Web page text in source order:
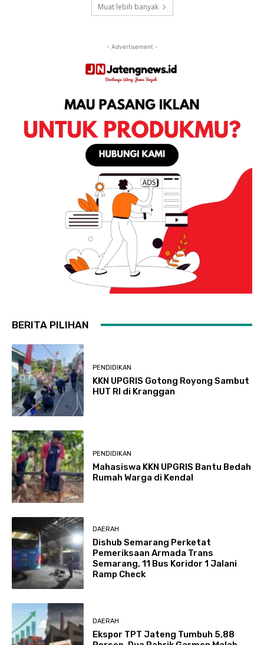
Muat lebih banyak
- Advertisement -
BERITA PILIHAN
PENDIDIKAN
KKN UPGRIS Gotong Royong Sambut
HUT RI di Kranggan
PENDIDIKAN
Mahasiswa KKN UPGRIS Bantu Bedah
Rumah Warga di Kendal
DAERAH
Dishub Semarang Perketat
Pemeriksaan Armada Trans
Semarang, 11 Bus Koridor 1 Jalani
Ramp Check
DAERAH
Ekspor TPT Jateng Tumbuh 5,88